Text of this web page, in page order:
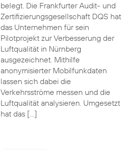
belegt. Die Frankfurter Audit- und
Zertifizierungsgesellschaft DQS hat
das Unternehmen für sein
Pilotprojekt zur Verbesserung der
Luftqualität in Nürnberg
ausgezeichnet. Mithilfe
anonymisierter Mobilfunkdaten
lassen sich dabei die
Verkehrsströme messen und die
Luftqualität analysieren. Umgesetzt
hat das […]